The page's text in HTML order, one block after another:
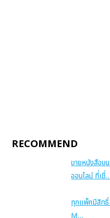
RECOMMEND
ขายหนังสือบ
ออนไลน์ ที่เชื่
ทุกแพ็คมีสิท